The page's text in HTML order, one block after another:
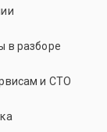
в разборе
и СТО